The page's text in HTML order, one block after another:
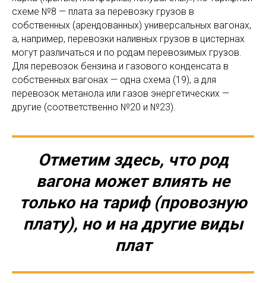
схеме №8 — плата за перевозку грузов в
собственных (арендованных) универсальных вагонах,
а, например, перевозки наливных грузов в цистернах
могут различаться и по родам перевозимых грузов.
Для перевозок бензина и газового конденсата в
собственных вагонах — одна схема (19), а для
перевозок метанола или газов энергетических —
другие (соответственно №20 и №23).
Отметим здесь, что род
вагона может влиять не
только на тариф (провозную
плату), но и на другие виды
плат